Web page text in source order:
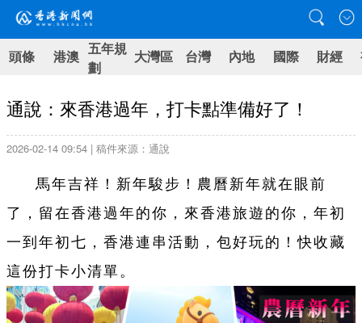
頭條 港澳 五年規
劃
大灣區 台灣 內地 國際 財經
通說：來香港過年，打卡點準備好了！
2026-02-14 09:54 | 稿件來源：通說
馬年吉祥！新年駿步！農曆新年就在眼前
了，留在香港過年的你，來香港旅遊的你，年初
一到年初七，香港連串活動，包好玩的！快收藏
這份打卡小清單。